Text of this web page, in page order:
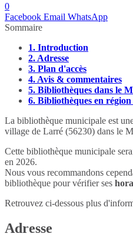
0
Facebook Email WhatsApp
Sommaire
1. Introduction
2. Adresse
3. Plan d'accès
4. Avis & commentaires
5. Bibliothèques dans le
6. Bibliothèques en
La bibliothèque municipale est
village de Larré (56230) dans le
Cette bibliothèque municipale
en 2026.
Nous vous recommandons
bibliothèque pour vérifier ses
Retrouvez ci-dessous plus
Adresse